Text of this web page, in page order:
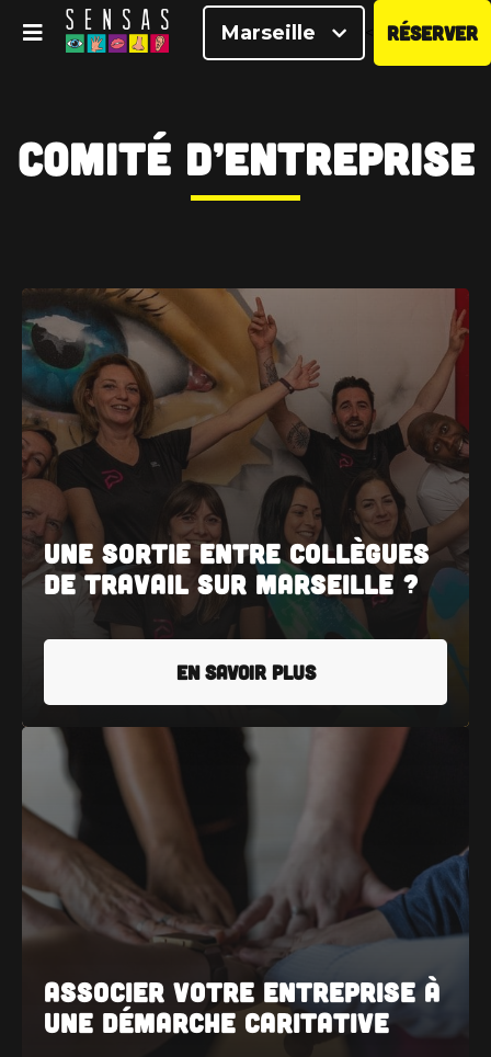
Marseille RÉSERVER
Comité d’entreprise
Une sortie entre collègues
de travail sur Marseille ?
EN SAVOIR PLUS
Associer votre entreprise à
une démarche caritative